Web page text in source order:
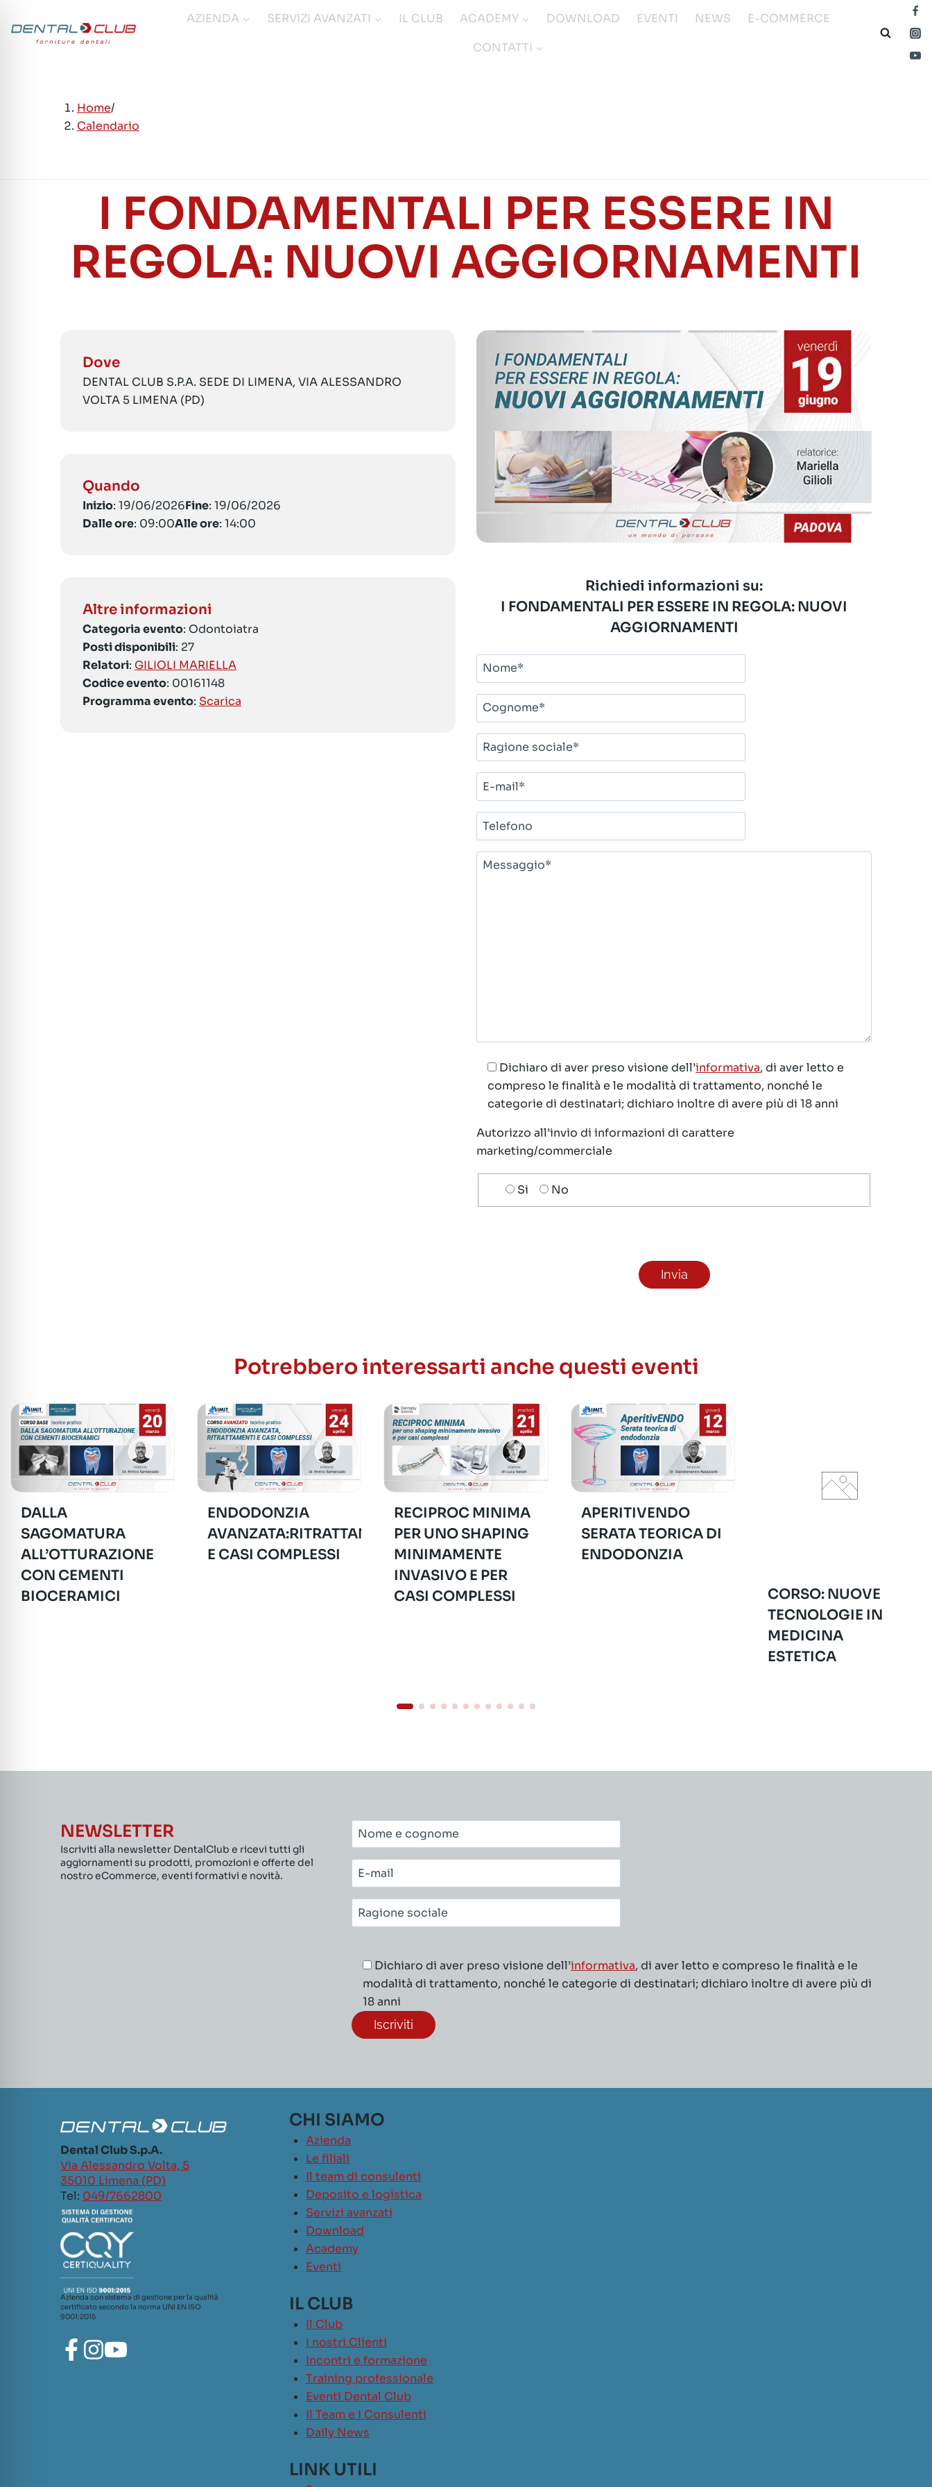
contenuto
AZIENDA SERVIZI AVANZATI IL CLUB ACADEMY DOWNLOAD EVENTI NEWS
E-COMMERCE
CONTATTI
Home/
Calendario
I FONDAMENTALI PER ESSERE IN
REGOLA: NUOVI AGGIORNAMENTI
Dove
DENTAL CLUB S.P.A. SEDE DI LIMENA, VIA ALESSANDRO
VOLTA 5 LIMENA (PD)
Quando
Inizio: 19/06/2026Fine: 19/06/2026
Dalle ore: 09:00Alle ore: 14:00
Altre informazioni
Categoria evento: Odontoiatra
Posti disponibili: 27
Relatori: GILIOLI MARIELLA
Codice evento: 00161148
Programma evento: Scarica
Richiedi informazioni su:
I FONDAMENTALI PER ESSERE IN REGOLA: NUOVI
AGGIORNAMENTI
Nome*
Cognome*
Ragione
sociale*
E-
mail*
Telefono
Messaggio*
Dichiaro di aver preso visione dell’informativa, di aver letto e
compreso le finalità e le modalità di trattamento, nonché le
categorie di destinatari; dichiaro inoltre di avere più di 18 anni
Autorizzo all’invio di informazioni di carattere
marketing/commerciale
Scelta
invio
Si No
Potrebbero interessarti anche questi eventi
DALLA
SAGOMATURA
ALL’OTTURAZIONE
CON CEMENTI
BIOCERAMICI
ENDODONZIA
AVANZATA:RITRATTAMENTI
E CASI COMPLESSI
RECIPROC MINIMA
PER UNO SHAPING
MINIMAMENTE
INVASIVO E PER
CASI COMPLESSI
APERITIVENDO
SERATA TEORICA DI
ENDODONZIA
CORSO: NUOVE
TECNOLOGIE IN
MEDICINA
ESTETICA
NEWSLETTER
Iscriviti alla newsletter DentalClub e ricevi tutti gli
aggiornamenti su prodotti, promozioni e offerte del
nostro eCommerce, eventi formativi e novità.
Nome
e
cognome*
E-
mail*
Ragione
sociale*
Dichiaro di aver preso visione dell’informativa, di aver letto e compreso le finalità e le
modalità di trattamento, nonché le categorie di destinatari; dichiaro inoltre di avere più di
18 anni
Dental Club S.p.A.
Via Alessandro Volta, 5
35010 Limena (PD)
Tel: 049/7662800
Azienda con sistema di gestione per la qualità
certificato secondo la norma UNI EN ISO
9001:2015
CHI SIAMO
Azienda
Le filiali
Il team di consulenti
Deposito e logistica
Servizi avanzati
Download
Academy
Eventi
IL CLUB
Il Club
I nostri Clienti
Incontri e formazione
Training professionale
Eventi Dental Club
Il Team e i Consulenti
Daily News
LINK UTILI